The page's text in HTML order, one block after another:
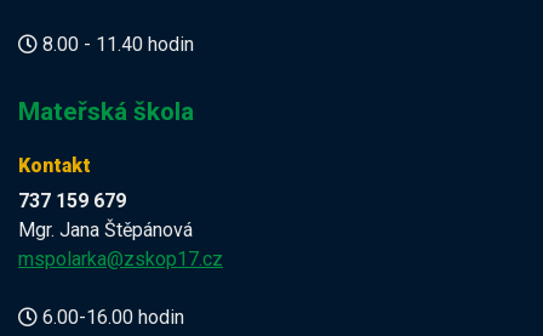
8.00 - 11.40 hodin
Mateřská škola
Kontakt
737 159 679
Mgr. Jana Štěpánová
mspolarka@zskop17.cz
6.00-16.00 hodin